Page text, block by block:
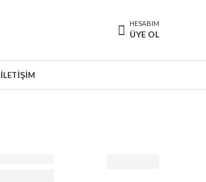
HESABIM
ÜYE OL
İLETIŞIM